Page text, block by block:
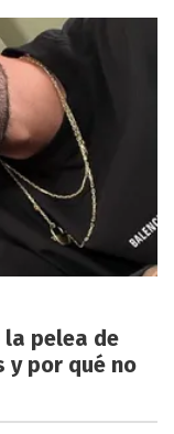
pelea de
y por qué no